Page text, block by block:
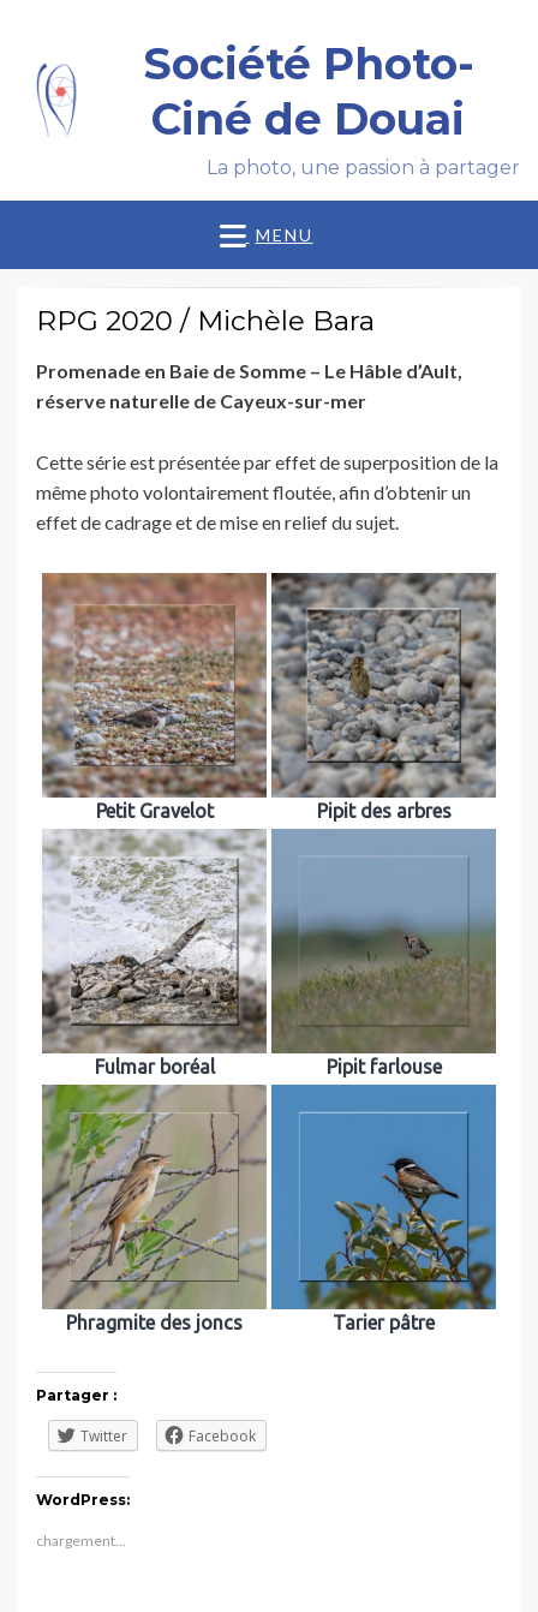
Société Photo-
Ciné de Douai
La photo, une passion à partager
MENU
RPG 2020 / Michèle Bara
Promenade en Baie de Somme – Le Hâble d’Ault,
réserve naturelle de Cayeux-sur-mer
Cette série est présentée par effet de superposition de la
même photo volontairement floutée, afin d’obtenir un
effet de cadrage et de mise en relief du sujet.
Petit Gravelot Pipit des arbres
Fulmar boréal Pipit farlouse
Phragmite des joncs Tarier pâtre
Partager :
Twitter Facebook
WordPress:
chargement…